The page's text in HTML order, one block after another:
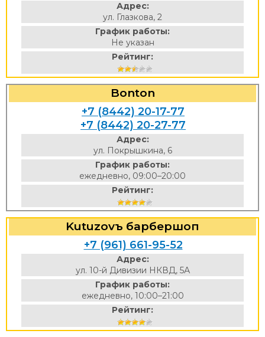
Адрес:
ул. Глазкова, 2
График работы:
Не указан
Рейтинг:
Bonton
+7 (8442) 20-17-77
+7 (8442) 20-27-77
Адрес:
ул. Покрышкина, 6
График работы:
ежедневно, 09:00–20:00
Рейтинг:
Kutuzovъ барбершоп
+7 (961) 661-95-52
Адрес:
ул. 10-й Дивизии НКВД, 5А
График работы:
ежедневно, 10:00–21:00
Рейтинг: